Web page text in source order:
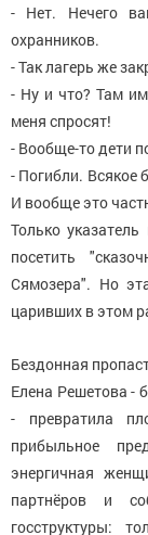
- Нет. Нечего
охранников.
- Так лагерь же
- Ну и что? Там
меня спросят!
- Вообще-то дети
- Погибли. Всякое
И вообще это
Только
посетить
Сямозера". Но
царивших в этом
Бездонная
Елена Решетова -
- превратила
прибыльное
энергичная
партнёров и
госструктуры: